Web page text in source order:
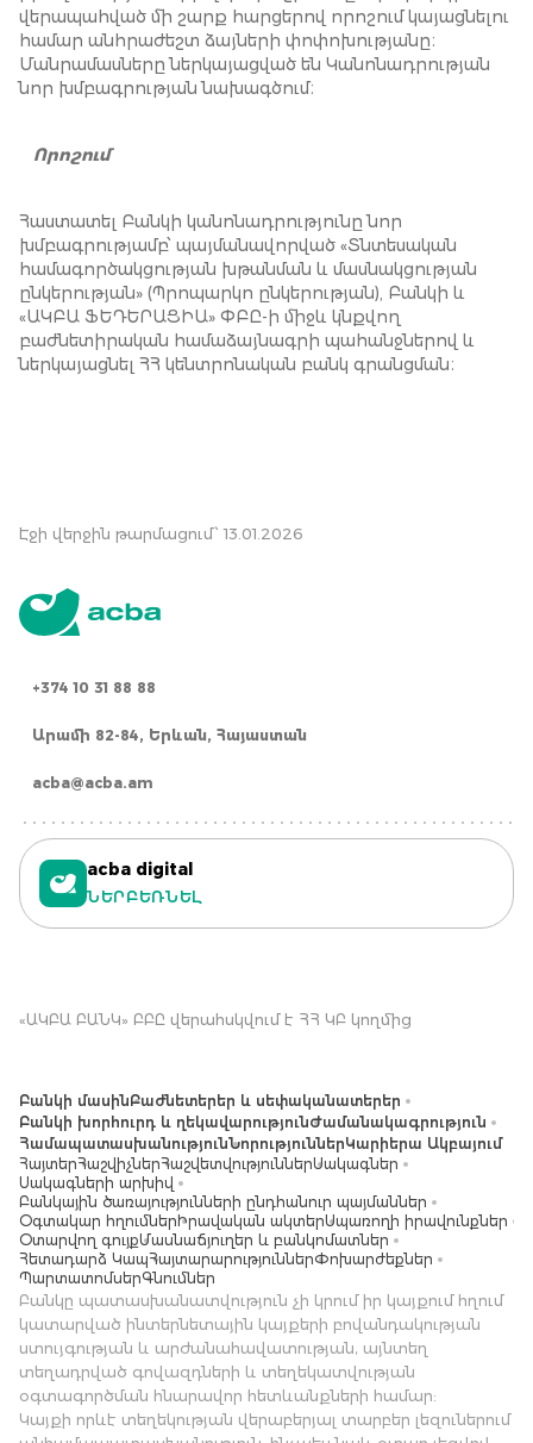
վերապահված մի շարք հարցերով որոշում կայացնելու
համար անհրաժեշտ ձայների փոփոխությանը։
Մանրամասները ներկայացված են Կանոնադրության
նոր խմբագրության նախագծում։
Որոշում
Հաստատել Բանկի կանոնադրությունը նոր
խմբագրությամբ՝ պայմանավորված «Տնտեսական
համագործակցության խթանման և մասնակցության
ընկերության» (Պրոպարկո ընկերության), Բանկի և
«ԱԿԲԱ ՖԵԴԵՐԱՑԻԱ» ՓԲԸ-ի միջև կնքվող
բաժնետիրական համաձայնագրի պահանջներով և
ներկայացնել ՀՀ կենտրոնական բանկ գրանցման։
Էջի վերջին թարմացում՝ 13.01.2026
+374 10 31 88 88
Արամի 82-84, Երևան, Հայաստան
acba@acba.am
acba digital
ՆԵՐԲԵՌՆԵԼ
«ԱԿԲԱ ԲԱՆԿ» ԲԲԸ վերահսկվում է ՀՀ ԿԲ կողմից
Բանկի մասինԲաժնետերեր և սեփականատերեր
Բանկի խորհուրդ և ղեկավարությունԺամանակագրություն
ՀամապատասխանությունՆորություններԿարիերա Ակբայում
ՀայտերՀաշվիչներՀաշվետվություններՍակագներ
Սակագների արխիվ
Բանկային ծառայությունների ընդհանուր պայմաններ
Օգտակար հղումներ Իրավական ակտերՍպառողի իրավունքներ
Օտարվող գույքՄասնաճյուղեր և բանկոմատներ
Հետադարձ ԿապՀայտարարություններՓոխարժեքներ
ՊարտատոմսերԳնումներ
Բանկը պատասխանատվություն չի կրում իր կայքում հղում
կատարված ինտերնետային կայքերի բովանդակության
ստույգության և արժանահավատության, այնտեղ
տեղադրված գովազդների և տեղեկատվության
օգտագործման հնարավոր հետևանքների համար:
Կայքի որևէ տեղեկության վերաբերյալ տարբեր լեզուներում